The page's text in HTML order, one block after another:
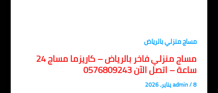
منزلي بالرياض
مساج منزلي فاخر بالرياض – كاريزما مساج 24
– اتصل الآن 0576809243